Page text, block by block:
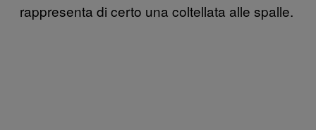
rappresenta di certo una coltellata alle spalle.